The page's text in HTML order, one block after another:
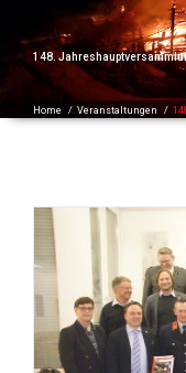
148.
Home / Veranstaltungen /